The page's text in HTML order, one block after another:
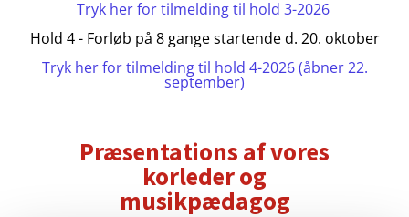
Tryk her for tilmelding til hold 3-2026
Hold 4 - Forløb på 8 gange startende d. 20. oktober
Tryk her for tilmelding til hold 4-2026 (åbner 22.
september)
Præsentations af vores
korleder og
musikpædagog